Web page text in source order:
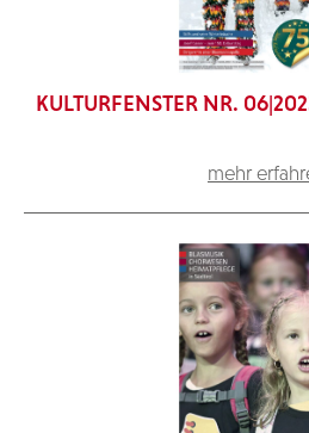
KULTURFENSTER NR.
mehr